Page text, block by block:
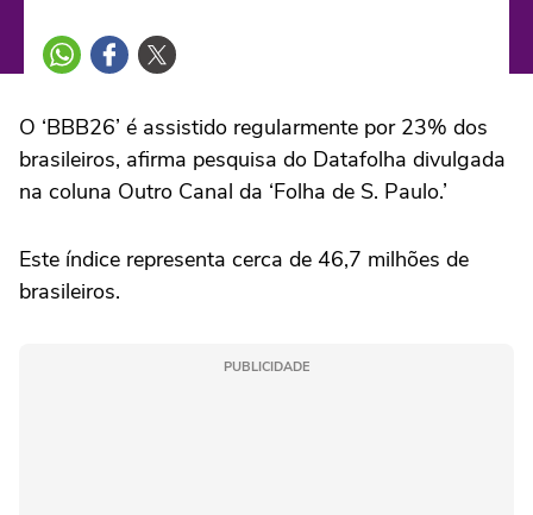
O ‘BBB26’ é assistido regularmente por 23% dos
brasileiros, afirma pesquisa do Datafolha divulgada
na coluna Outro Canal da ‘Folha de S. Paulo.’
Este índice representa cerca de 46,7 milhões de
brasileiros.
PUBLICIDADE